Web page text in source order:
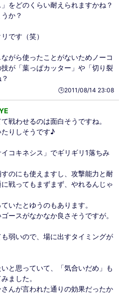
をどのくらい耐えられますかね？
か？
です（笑）
がら使ったことがないためノーコ
が「葉っぱカッター」や「切り裂
🕒️2011/08/14 23:08
戦わせるのは面白そうですね。
りしそうです♪
コキネシス」でギリギリ1落ちみ
のにも使えますし、攻撃能力と耐
戦ってもまずまず、やれるんじゃ
いたとゆうのもあります。
ースがなかなか良さそうですが。
弱いので、場に出すタイミングが
と思っていて、「気合いだめ」も
ました。
さんが言われた通りの効果だったか